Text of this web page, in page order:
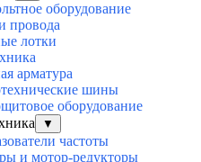
оборудование
провода
лотки
арматура
шины
оборудование
▼
частоты
и мотор-редукторы